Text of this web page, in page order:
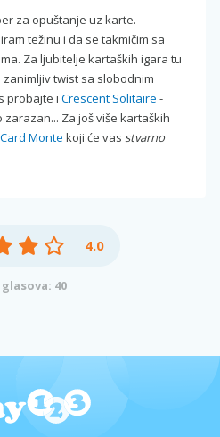
za opuštanje uz karte.
težinu i da se takmičim sa
Za ljubitelje kartaških igara tu
zanimljiv twist sa slobodnim
probajte i Crescent Solitaire -
Za još više kartaških
Monte koji će vas stvarno
4.0
40